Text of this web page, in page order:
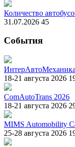
Количество
31.07.2026 45
События
18-21 августа 2026
ComAutoTrans 2026
18-21 августа 2026
MIMS Automobility
25-28 августа 2026